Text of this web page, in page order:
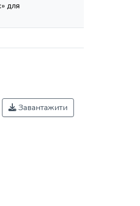
для
Завантажити